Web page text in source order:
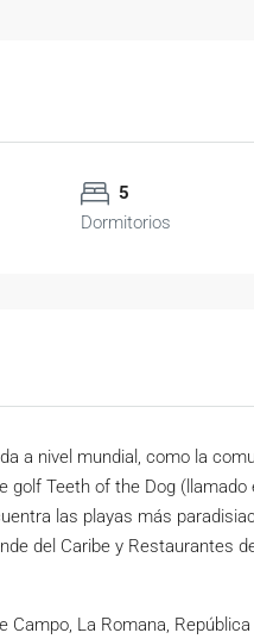
5
Dormitorios
a nivel mundial, como la
golf Teeth of the Dog
las playas más
del Caribe y Restaurantes
Campo, La Romana,